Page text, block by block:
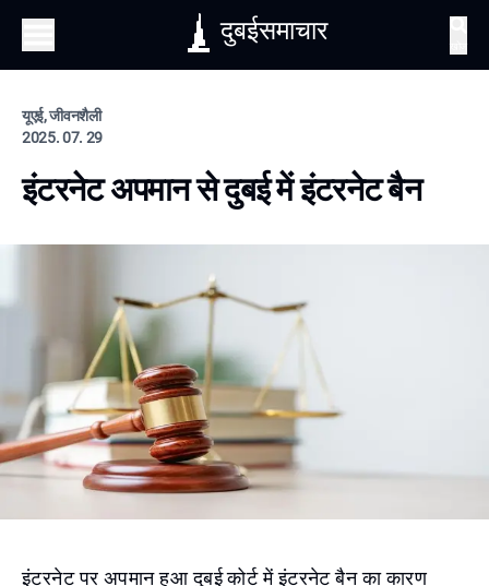
दुबईसमाचार
यूएई, जीवनशैली
2025. 07. 29
इंटरनेट अपमान से दुबई में इंटरनेट बैन
इंटरनेट पर अपमान हुआ दुबई कोर्ट में इंटरनेट बैन का कारण